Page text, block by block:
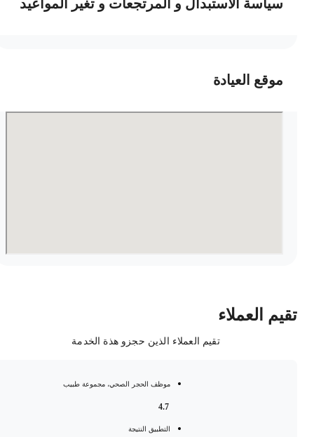
سياسة الاستبدال و المرتجعات و تغير المواعيد
موقع العيادة
العملاء
تقيم العملاء الذين حجزو هذة الخدمة
موظف الحجر الصحي، مجموعة طبيب
التطبيق النتيجة